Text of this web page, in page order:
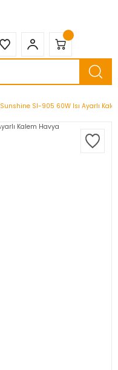
Sunshine Sl-905 60W Isı Ayarlı